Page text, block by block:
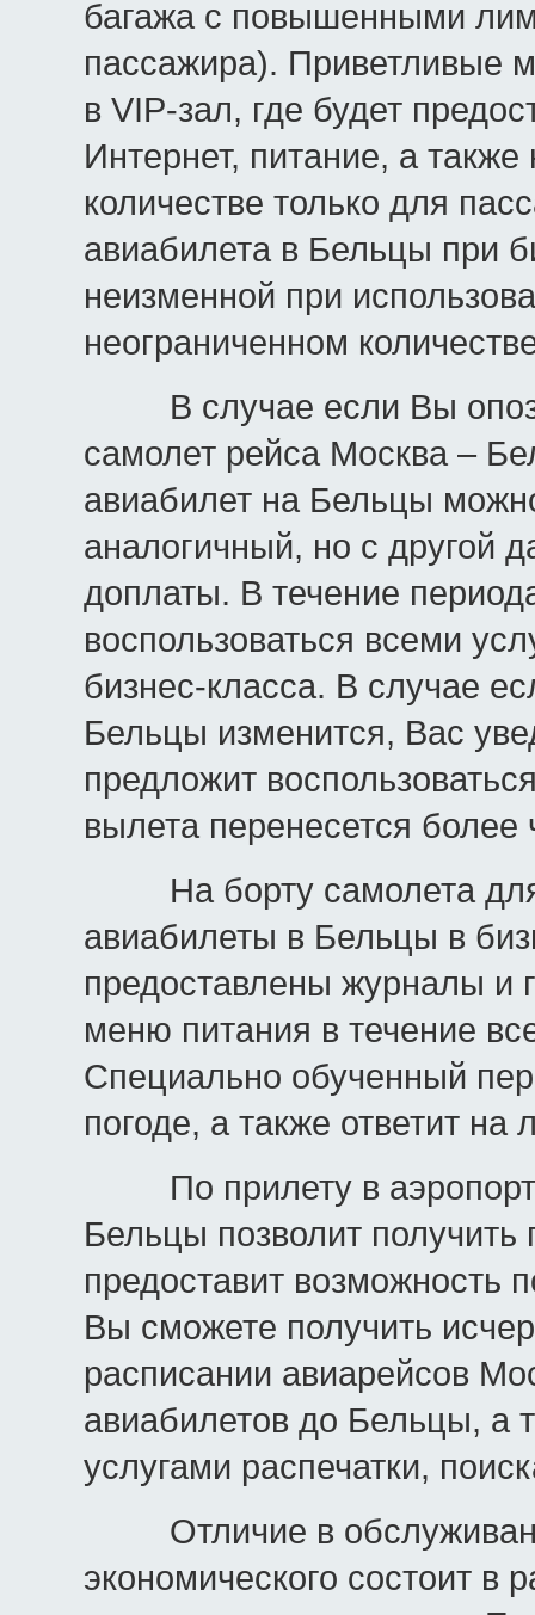
багажа с повышенными
пассажира). Приветливые
в VIP-зал, где будет
Интернет, питание, а
количестве только для
авиабилета в Бельцы при
неизменной при
неограниченном
В случае если Вы
самолет рейса Москва –
авиабилет на Бельцы
аналогичный, но с другой
доплаты. В течение
воспользоваться всеми
бизнес-класса. В случае
Бельцы изменится, Вас
предложит
вылета перенесется более
На борту самолета для
авиабилеты в Бельцы в
предоставлены журналы и
меню питания в течение
Специально обученный
погоде, а также ответит
По прилету в аэропорт
Бельцы позволит получить
предоставит возможность
Вы сможете получить
расписании авиарейсов
авиабилетов до Бельцы, а
услугами распечатки,
Отличие в
экономического состоит в